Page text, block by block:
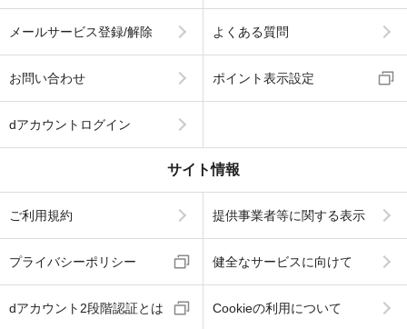
メールサービス登録/解除 よくある質問
お問い合わせ ポイント表示設定
dアカウントログイン
サイト情報
ご利用規約 提供事業者等に関する表示
プライバシーポリシー 健全なサービスに向けて
dアカウント2段階認証とは Cookieの利用について